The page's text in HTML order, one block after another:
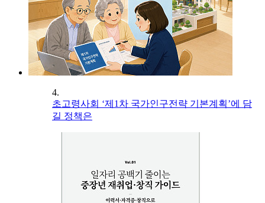
4.
초고령사회 ‘제1차 국가인구전략 기본계획’에 담
길 정책은